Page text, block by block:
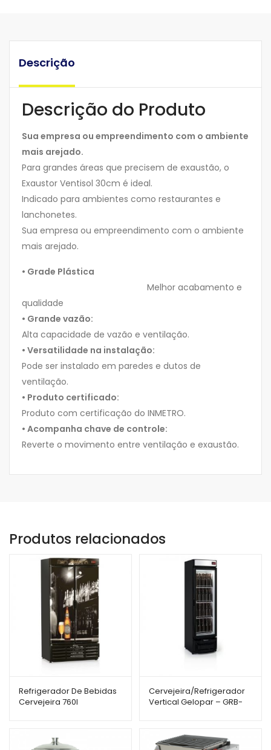
Descrição
Descrição do Produto
Sua empresa ou empreendimento com o ambiente
mais arejado.
Para grandes áreas que precisem de exaustão, o
Exaustor Ventisol 30cm é ideal.
Indicado para ambientes como restaurantes e
lanchonetes.
Sua empresa ou empreendimento com o ambiente
mais arejado.
• Grade Plástica
Melhor acabamento e
qualidade
• Grande vazão:
Alta capacidade de vazão e ventilação.
• Versatilidade na instalação:
Pode ser instalado em paredes e dutos de
ventilação.
• Produto certificado:
Produto com certificação do INMETRO.
• Acompanha chave de controle:
Reverte o movimento entre ventilação e exaustão.
Produtos relacionados
Refrigerador De Bebidas
Cervejeira 760l
Cervejeira/Refrigerador
Vertical Gelopar – GRB-